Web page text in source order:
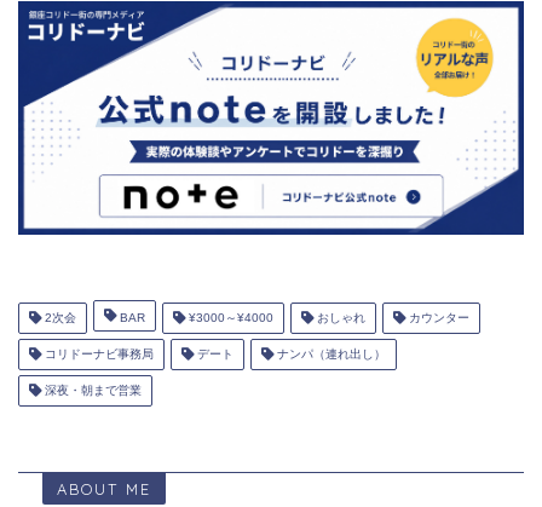
2次会 BAR ¥3000～¥4000 おしゃれ カウンター
コリドーナビ事務局 デート ナンパ（連れ出し）
深夜・朝まで営業
ABOUT ME